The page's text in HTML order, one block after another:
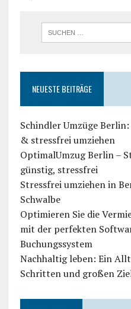
NEUESTE BEITRÄGE
Schindler Umzüge
& stressfrei umziehen
OptimalUmzug Berlin –
günstig, stressfrei
Stressfrei umziehen in
Schwalbe
Optimieren Sie die
mit der perfekten
Buchungssystem
Nachhaltig leben: Ein
Schritten und großen